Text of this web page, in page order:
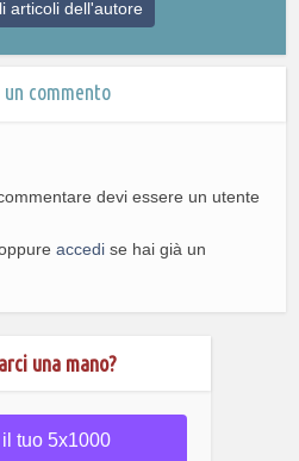
articoli dell'autore
un commento
devi essere un utente
accedi se hai già un
una mano?
tuo 5x1000